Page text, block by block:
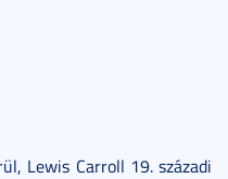
Lewis Carroll 19. századi